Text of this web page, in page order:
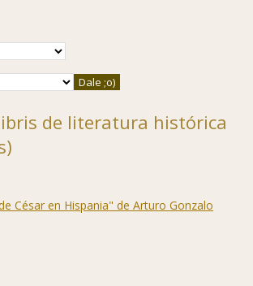
de literatura histórica